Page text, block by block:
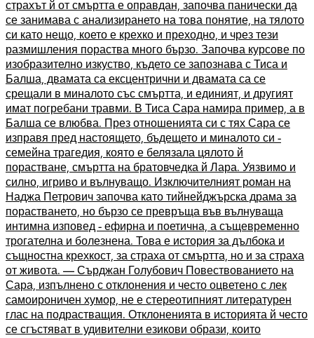
страхът й от смъртта е оправдан, започва панически да
се занимава с анализирането на това понятие, на тялото
си като нещо, което е крехко и преходно, и чрез тези
размишления пораства много бързо. Започва курсове по
изобразително изкуство, където се запознава с Тиса и
Балша, двамата са ексцентрични и двамата са се
срещали в миналото със смъртта, и единият, и другият
имат погребани травми. В Тиса Сара намира пример, а в
Балша се влюбва. През отношенията си с тях Сара се
изправя пред настоящето, бъдещето и миналото си -
семейна трагедия, която е белязала цялото й
порастване, смъртта на братовчедка й Лара. Уязвимо и
силно, игриво и вълнуващо. Изключителният роман на
Наджа Петрович започва като тийнейджърска драма за
порастването, но бързо се превръща във вълнуваща
интимна изповед - ефирна и поетична, а същевременно
трогателна и болезнена. Това е история за дълбока и
същностна крехкост, за страха от смъртта, но и за страха
от живота. — Сърджан Голубович Повествованието на
Сара, изпълнено с отклонения и често оцветено с лек
самоироничен хумор, не е стереотипният литературен
глас на подрастващия. Отклоненията в историята й често
се сгъстяват в удивителни езикови образи, които